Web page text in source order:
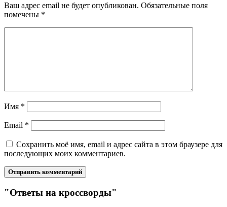
Ваш адрес email не будет опубликован. Обязательные поля
помечены *
Имя *
Email *
Сохранить моё имя, email и адрес сайта в этом браузере для
последующих моих комментариев.
"Ответы на кроссворды"